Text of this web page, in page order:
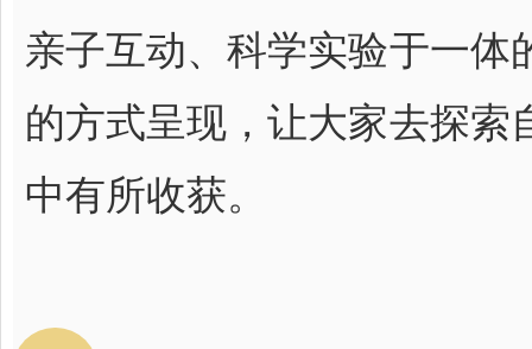
亲子互动、科学实验于一体
的方式呈现，让大家去探索
中有所收获。